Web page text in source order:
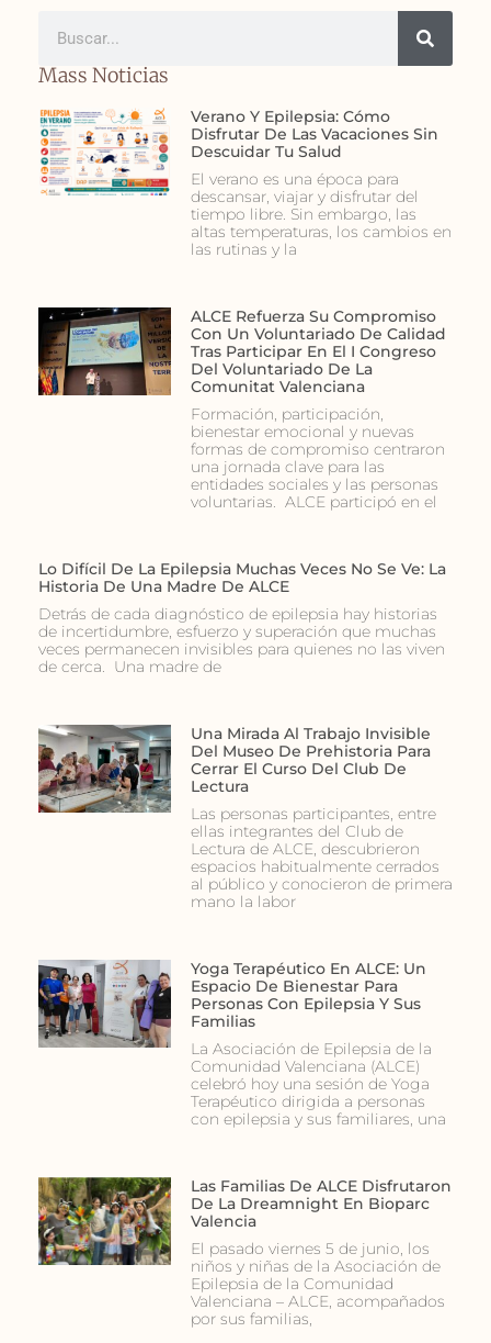
Mass Noticias
Verano Y Epilepsia: Cómo
Disfrutar De Las Vacaciones Sin
Descuidar Tu Salud
El verano es una época para
descansar, viajar y disfrutar del
tiempo libre. Sin embargo, las
altas temperaturas, los cambios en
las rutinas y la
ALCE Refuerza Su Compromiso
Con Un Voluntariado De Calidad
Tras Participar En El I Congreso
Del Voluntariado De La
Comunitat Valenciana
Formación, participación,
bienestar emocional y nuevas
formas de compromiso centraron
una jornada clave para las
entidades sociales y las personas
voluntarias. ALCE participó en el
Lo Difícil De La Epilepsia Muchas Veces No Se Ve: La
Historia De Una Madre De ALCE
Detrás de cada diagnóstico de epilepsia hay historias
de incertidumbre, esfuerzo y superación que muchas
veces permanecen invisibles para quienes no las viven
de cerca. Una madre de
Una Mirada Al Trabajo Invisible
Del Museo De Prehistoria Para
Cerrar El Curso Del Club De
Lectura
Las personas participantes, entre
ellas integrantes del Club de
Lectura de ALCE, descubrieron
espacios habitualmente cerrados
al público y conocieron de primera
mano la labor
Yoga Terapéutico En ALCE: Un
Espacio De Bienestar Para
Personas Con Epilepsia Y Sus
Familias
La Asociación de Epilepsia de la
Comunidad Valenciana (ALCE)
celebró hoy una sesión de Yoga
Terapéutico dirigida a personas
con epilepsia y sus familiares, una
Las Familias De ALCE Disfrutaron
De La Dreamnight En Bioparc
Valencia
El pasado viernes 5 de junio, los
niños y niñas de la Asociación de
Epilepsia de la Comunidad
Valenciana – ALCE, acompañados
por sus familias,